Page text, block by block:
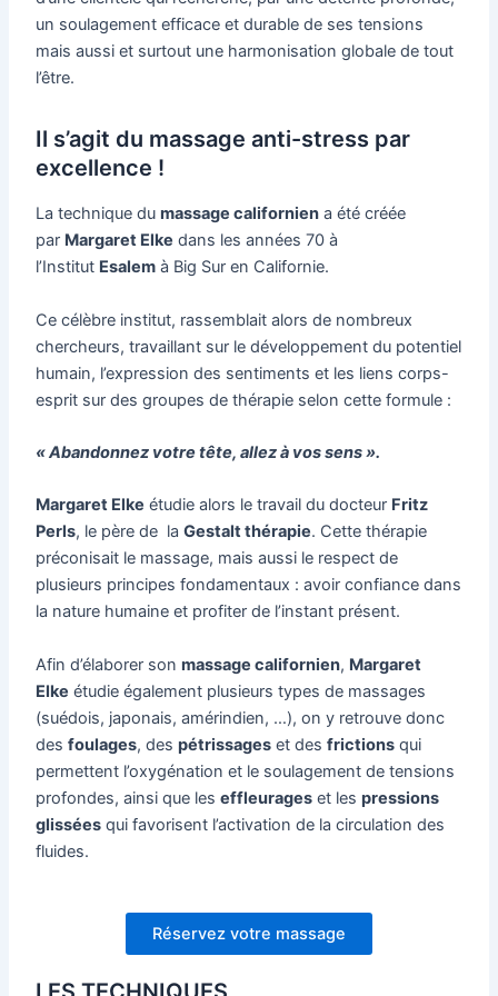
un soulagement efficace et durable de ses tensions
mais aussi et surtout une harmonisation globale de tout
l’être.
Il s’agit du massage anti-stress par
excellence !
La technique dumassage californien a été créée
par Margaret Elke dans les années 70 à
l’Institut Esalem à Big Sur en Californie.
Ce célèbre institut, rassemblait alors de nombreux
chercheurs, travaillant sur le développement du potentiel
humain, l’expression des sentiments et les liens corps-
esprit sur des groupes de thérapie selon cette formule :
«Abandonnez votre tête, allez à vos sens».
Margaret Elke étudie alors le travail du docteur Fritz
Perls, le père de laGestalt thérapie. Cette thérapie
préconisait le massage, mais aussi le respect de
plusieurs principes fondamentaux : avoir confiance dans
la nature humaine et profiter de l’instant présent.
Afin d’élaborer sonmassage californien, Margaret
Elke étudie également plusieurs types de massages
(suédois, japonais, amérindien, …), on y retrouve donc
desfoulages, despétrissages et desfrictions qui
permettent l’oxygénation et le soulagement de tensions
profondes, ainsi que leseffleurages et lespressions
glissées qui favorisent l’activation de la circulation des
fluides.
Réservez votre massage